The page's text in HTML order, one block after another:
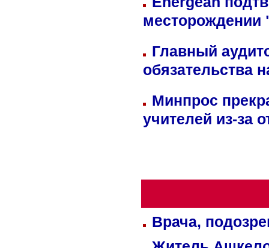
Главный
обязательства
Минпрос
учителей из-за
Врача,